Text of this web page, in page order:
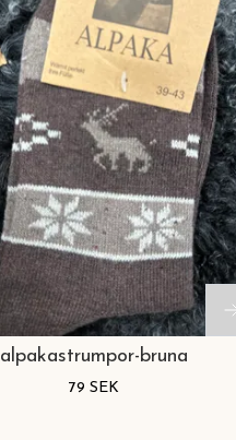
alpakastrumpor-bruna
79 SEK